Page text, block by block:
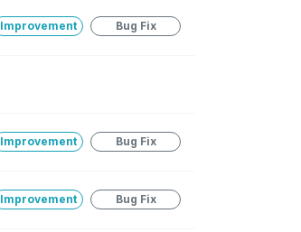
Improvement Bug Fix
Improvement Bug Fix
Improvement Bug Fix